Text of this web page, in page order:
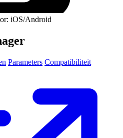
iOS/Android
Parameters Compatibiliteit